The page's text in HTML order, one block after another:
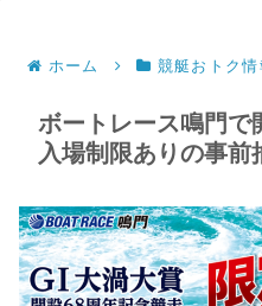
ホーム 競艇おトク情
ボートレース鳴門で
入場制限ありの事前